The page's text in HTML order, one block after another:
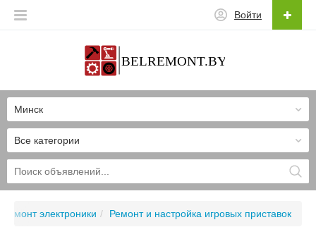
Войти
Все категории
Минск
Ремонт электроники Ремонт и настройка игровых приставок